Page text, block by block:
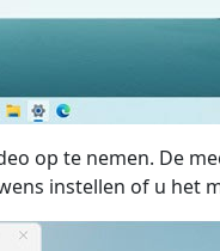
op te nemen. De
instellen of u het